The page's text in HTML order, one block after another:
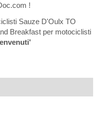
!
Sauze D'Oulx TO
Breakfast per motociclisti